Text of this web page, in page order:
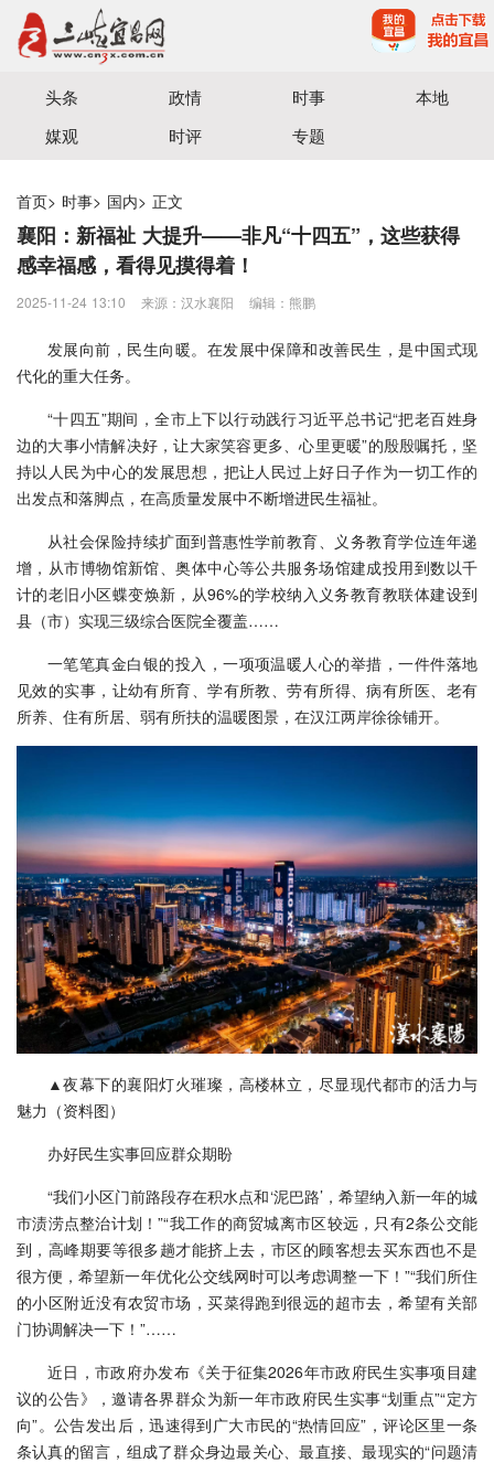
宜昌三峡融媒体中心主办
头条 政情 时事
本地
媒观
时评 专题
首页> 时事> 国内> 正文
襄阳：新福祉 大提升——非凡“十四五”，这些获得
感幸福感，看得见摸得着！
2025-11-24 13:10 来源：汉水襄阳 编辑：熊鹏
发展向前，民生向暖。在发展中保障和改善民生，是中国式现
代化的重大任务。
“十四五”期间，全市上下以行动践行习近平总书记“把老百姓身
边的大事小情解决好，让大家笑容更多、心里更暖”的殷殷嘱托，坚
持以人民为中心的发展思想，把让人民过上好日子作为一切工作的
出发点和落脚点，在高质量发展中不断增进民生福祉。
从社会保险持续扩面到普惠性学前教育、义务教育学位连年递
增，从市博物馆新馆、奥体中心等公共服务场馆建成投用到数以千
计的老旧小区蝶变焕新，从96%的学校纳入义务教育教联体建设到
县（市）实现三级综合医院全覆盖……
一笔笔真金白银的投入，一项项温暖人心的举措，一件件落地
见效的实事，让幼有所育、学有所教、劳有所得、病有所医、老有
所养、住有所居、弱有所扶的温暖图景，在汉江两岸徐徐铺开。
▲夜幕下的襄阳灯火璀璨，高楼林立，尽显现代都市的活力与
魅力（资料图）
办好民生实事回应群众期盼
“我们小区门前路段存在积水点和‘泥巴路’，希望纳入新一年的城
市渍涝点整治计划！”“我工作的商贸城离市区较远，只有2条公交能
到，高峰期要等很多趟才能挤上去，市区的顾客想去买东西也不是
很方便，希望新一年优化公交线网时可以考虑调整一下！”“我们所住
的小区附近没有农贸市场，买菜得跑到很远的超市去，希望有关部
门协调解决一下！”……
近日，市政府办发布《关于征集2026年市政府民生实事项目建
议的公告》，邀请各界群众为新一年市政府民生实事“划重点”“定方
向”。公告发出后，迅速得到广大市民的“热情回应”，评论区里一条
条认真的留言，组成了群众身边最关心、最直接、最现实的“问题清